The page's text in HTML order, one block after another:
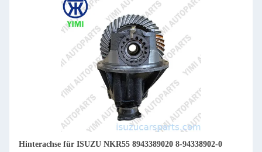
Hinterachse für ISUZU NKR55 8943389020 8-94338902-0